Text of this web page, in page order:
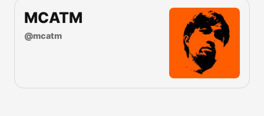
MCATM
@mcatm